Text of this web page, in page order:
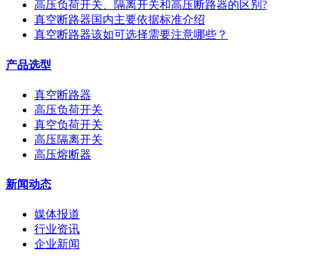
高压负荷开关、隔离开关和高压断路器的区别?
真空断路器国内主要依据标准介绍
真空断路器该如可选择需要注意哪些？
产品选型
真空断路器
高压负荷开关
真空负荷开关
高压隔离开关
高压熔断器
新闻动态
媒体报道
行业资讯
企业新闻